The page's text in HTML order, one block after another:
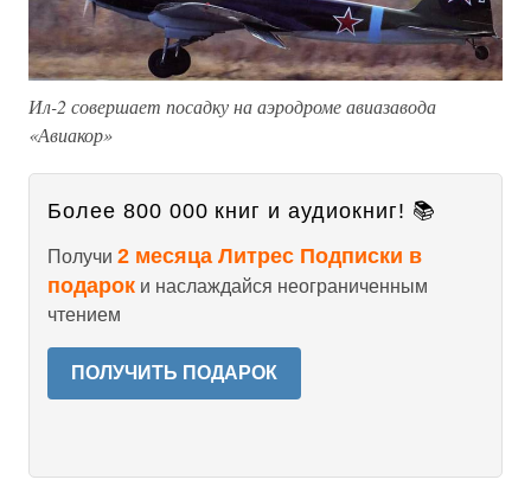
Ил-2 совершает посадку на аэродроме авиазавода
«Авиакор»
Более 800 000 книг и аудиокниг! 📚
Получи 2 месяца Литрес Подписки в
подарок и наслаждайся неограниченным
чтением
ПОЛУЧИТЬ ПОДАРОК